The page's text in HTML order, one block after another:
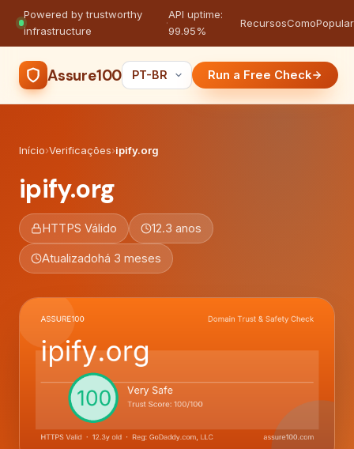
Powered by trustworthy
infrastructure
·
API uptime:
99.95%
RecursosComo
Assure100 Run a Free Check
Início›Verificações›ipify.org
ipify.org
HTTPS Válido 12.3 anos
Atualizadohá 3 meses